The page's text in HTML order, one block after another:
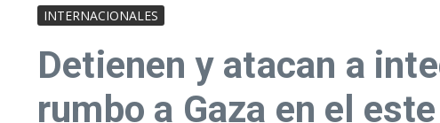
INTERNACIONALES
Detienen y atacan a
rumbo a Gaza en el